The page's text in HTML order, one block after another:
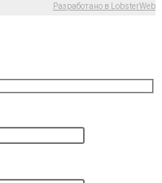
Разработано в LobsterWeb